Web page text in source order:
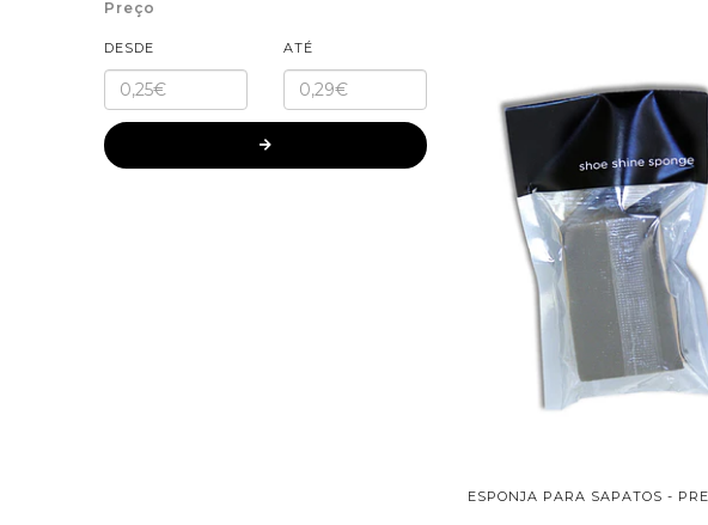
Preço
DESDE ATÉ
ESPONJA PARA SAPATOS -